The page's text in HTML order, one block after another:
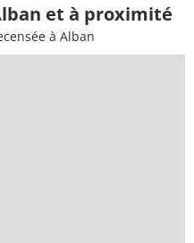
et à proximité
à Alban